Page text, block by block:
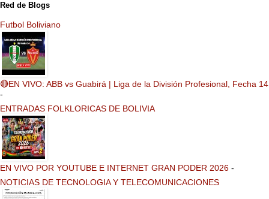
Red de Blogs
Futbol Boliviano
🔴EN VIVO: ABB vs Guabirá | Liga de la División Profesional, Fecha 14
-
ENTRADAS FOLKLORICAS DE BOLIVIA
EN VIVO POR YOUTUBE E INTERNET GRAN PODER 2026 -
NOTICIAS DE TECNOLOGIA Y TELECOMUNICACIONES